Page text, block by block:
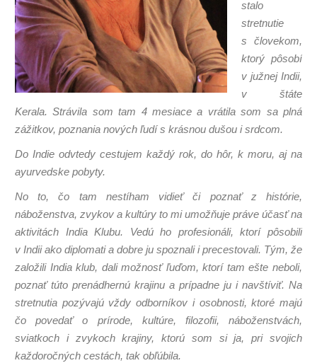
stalo
stretnutie
s človekom,
ktorý pôsobí
v južnej Indii,
v štáte
Kerala. Strávila som tam 4 mesiace a vrátila som sa plná
zážitkov, poznania nových ľudí s krásnou dušou i srdcom.
Do Indie odvtedy cestujem každý rok, do hôr, k moru, aj na
ayurvedske pobyty.
No to, čo tam nestíham vidieť či poznať z histórie,
náboženstva, zvykov a kultúry to mi umožňuje práve účasť na
aktivitách India Klubu. Vedú ho profesionáli, ktorí pôsobili
v Indii ako diplomati a dobre ju spoznali i precestovali. Tým, že
založili India klub, dali možnosť ľuďom, ktorí tam ešte neboli,
poznať túto prenádhernú krajinu a prípadne ju i navštíviť. Na
stretnutia pozývajú vždy odborníkov i osobnosti, ktoré majú
čo povedať o prírode, kultúre, filozofii, náboženstvách,
sviatkoch i zvykoch krajiny, ktorú som si ja, pri svojich
každoročných cestách, tak obľúbila.